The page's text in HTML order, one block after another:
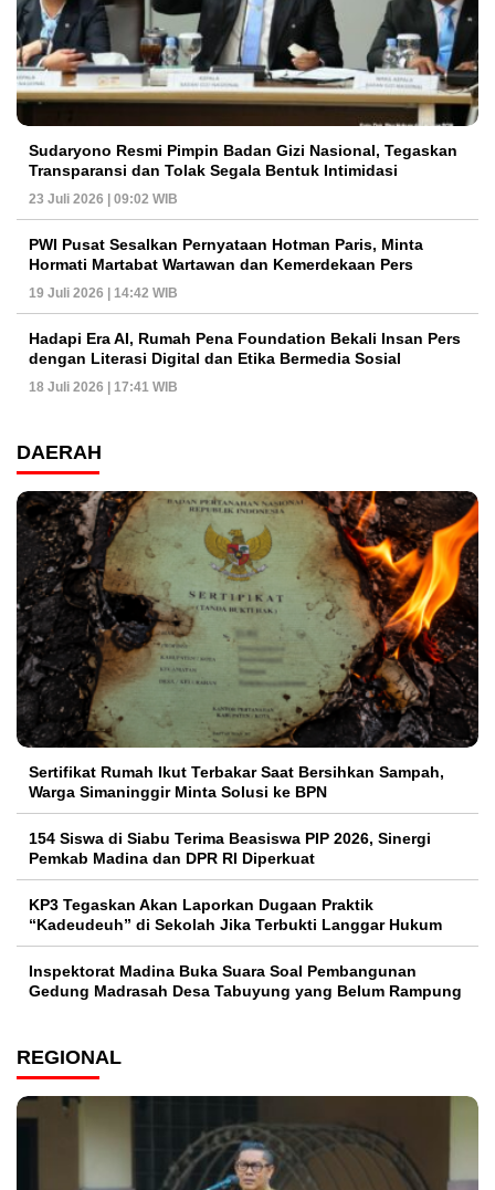
Sudaryono Resmi Pimpin Badan Gizi Nasional, Tegaskan
Transparansi dan Tolak Segala Bentuk Intimidasi
23 Juli 2026 | 09:02 WIB
PWI Pusat Sesalkan Pernyataan Hotman Paris, Minta
Hormati Martabat Wartawan dan Kemerdekaan Pers
19 Juli 2026 | 14:42 WIB
Hadapi Era AI, Rumah Pena Foundation Bekali Insan Pers
dengan Literasi Digital dan Etika Bermedia Sosial
18 Juli 2026 | 17:41 WIB
DAERAH
Sertifikat Rumah Ikut Terbakar Saat Bersihkan Sampah,
Warga Simaninggir Minta Solusi ke BPN
154 Siswa di Siabu Terima Beasiswa PIP 2026, Sinergi
Pemkab Madina dan DPR RI Diperkuat
KP3 Tegaskan Akan Laporkan Dugaan Praktik
“Kadeudeuh” di Sekolah Jika Terbukti Langgar Hukum
Inspektorat Madina Buka Suara Soal Pembangunan
Gedung Madrasah Desa Tabuyung yang Belum Rampung
REGIONAL